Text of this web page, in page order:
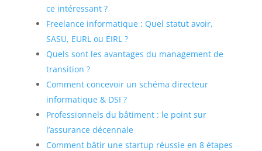
ce intéressant ?
Freelance informatique : Quel statut avoir,
SASU, EURL ou EIRL ?
Quels sont les avantages du management de
transition ?
Comment concevoir un schéma directeur
informatique & DSI ?
Professionnels du bâtiment : le point sur
l’assurance décennale
Comment bâtir une startup réussie en 8 étapes